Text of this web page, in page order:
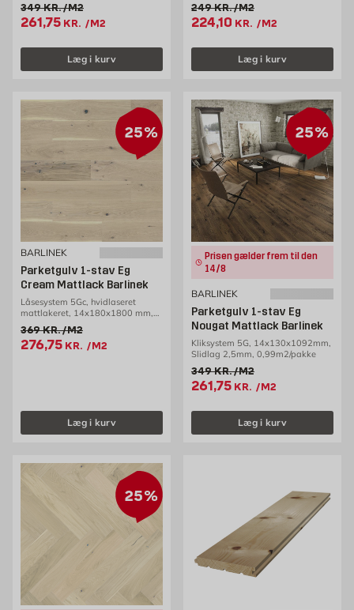
Gammel pris 349 kr. /m2
349KR./M2
Tilbudspris 261.75 kr. /m2
261,75 KR. /M2
Læg i kurv
Gammel pris 249 kr. /m2
249KR./M2
Tilbudspris 224.1 kr. /m2
224,10 KR. /M2
Læg i kurv
25%
BARLINEK
Parketgulv 1-stav Eg
Cream Mattlack Barlinek
Låsesystem 5Gc, hvidlaseret
mattlakeret, 14x180x1800 mm,
Gammel pris 369 kr. /m2
369KR./M2
Tilbudspris 276.75 kr. /m2
276,75 KR. /M2
Læg i kurv
25%
Prisen gælder frem til den
14/8
BARLINEK
Parketgulv 1-stav Eg
Nougat Mattlack Barlinek
Kliksystem 5G, 14x130x1092mm,
Slidlag 2,5mm, 0,99m2/pakke
Gammel pris 349 kr. /m2
349KR./M2
Tilbudspris 261.75 kr. /m2
261,75 KR. /M2
Læg i kurv
25%